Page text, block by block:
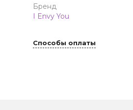
Бренд
I Envy You
Способы оплаты